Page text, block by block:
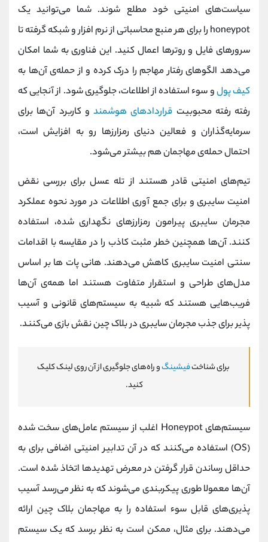
سیاست‌های امنیتی خود مطلع شوند. شما می‌توانید یک
honeypot را برای هر منبع محاسباتی از نرم افزار و شبکه گرفته تا
سرورهای فایل و روترها اعمال کنید. این فناوری به شما امکان
می‌دهد الگوهای رفتار مهاجم را درک کرده و از حمله‌ی آن‌ها به
کیف پولو سوء استفاده از اطلاعات، جلوگیری شود. از آنجایی که
رفته رفته محبوبیت قراردادهای هوشمند و کاربرد آن‌ها برای
سرمایه‌گذاران و فعالین دنیای رمزارزها رو به افزایش است،
احتمال حمله‌ی مهاجمان هم بیشتر می‌شود.
تیم‌های امنیتی قادر هستند از تله عسل برای بررسی نقض
امنیت سایبری و برای جمع‌ آوری اطلاعات در مورد نحوه عملکرد
مجرمان سایبری پیرامون رمزارزهای نگهداری شده، استفاده
کنند. آن‌ها همچنین خطر مثبت کاذب را در مقایسه با اقدامات
سنتی امنیت سایبری کاهش می‌دهند. هانی پات‌ ها بر اساس
مدل‌های طراحی و استقرار متفاوت هستند اما همه‌ی آن‌ها
فریب‌هایی هستند که شبیه به سیستم‌های قانونی و آسیب
پذیر برای جذب مجرمان سایبری در بلاک چین نقش بازی می‌کنند.
برای شناختفیشینگو راه‌های جلوگیری از آن روی لینک کلیک
کنید.
سیستم‌های Honeypot اغلب از سیستم‌ عامل‌های سخت‌ شده
(OS) استفاده می‌کنند که در آن تدابیر امنیتی اضافی برای به
حداقل رساندن قرار گرفتن در معرض تهدیدها اتخاذ شده است.
آن‌ها معمولا طوری پیکربندی می‌شوند که به نظر می‌رسد آسیب
پذیری‌های قابل سوء استفاده را به مهاجمان بلاک چین ارائه
می‌دهند. برای مثال، ممکن است به نظر برسد که یک سیستم